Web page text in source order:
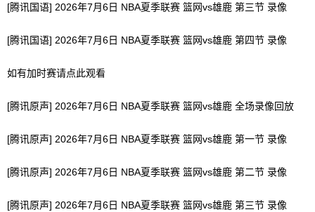
[腾讯国语] 2026年7月6日 NBA夏季联赛 篮网vs雄鹿 第三节 录像
[腾讯国语] 2026年7月6日 NBA夏季联赛 篮网vs雄鹿 第四节 录像
如有加时赛请点此观看
[腾讯原声] 2026年7月6日 NBA夏季联赛 篮网vs雄鹿 全场录像回放
[腾讯原声] 2026年7月6日 NBA夏季联赛 篮网vs雄鹿 第一节 录像
[腾讯原声] 2026年7月6日 NBA夏季联赛 篮网vs雄鹿 第二节 录像
[腾讯原声] 2026年7月6日 NBA夏季联赛 篮网vs雄鹿 第三节 录像